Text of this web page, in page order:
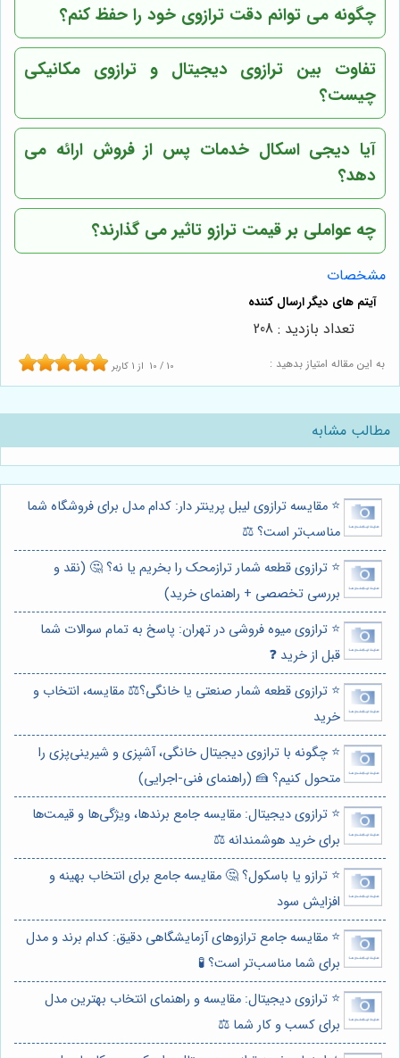
چگونه می توانم دقت ترازوی خود را حفظ کنم؟
تفاوت بین ترازوی دیجیتال و ترازوی مکانیکی
چیست؟
آیا دیجی اسکال خدمات پس از فروش ارائه می
دهد؟
چه عواملی بر قیمت ترازو تاثیر می گذارند؟
مشخصات
به این مقاله امتیاز بدهید : 10 / 10 از1 کاربر
تعداد بازدید : 208
مطالب مشابه
⭐️ مقایسه ترازوی لیبل پرینتر دار: کدام مدل برای فروشگاه شما
مناسب‌تر است؟ ⚖️
⭐️ ترازوی قطعه شمار ترازمحک را بخریم یا نه؟ 🤔 (نقد و
بررسی تخصصی + راهنمای خرید)
⭐️ ترازوی میوه فروشی در تهران: پاسخ به تمام سوالات شما
قبل از خرید ❓
⭐️ ترازوی قطعه شمار صنعتی یا خانگی؟⚖️ مقایسه، انتخاب و
خرید
⭐️ چگونه با ترازوی دیجیتال خانگی، آشپزی و شیرینی‌پزی را
متحول کنیم؟ 🍰 (راهنمای فنی-اجرایی)
⭐️ ترازوی دیجیتال: مقایسه جامع برندها، ویژگی‌ها و قیمت‌ها
برای خرید هوشمندانه ⚖️
⭐️ ترازو یا باسکول؟ 🤔 مقایسه جامع برای انتخاب بهینه و
افزایش سود
⭐️ مقایسه جامع ترازوهای آزمایشگاهی دقیق: کدام برند و مدل
برای شما مناسب‌تر است؟ 🧪
⭐️ ترازوی دیجیتال: مقایسه و راهنمای انتخاب بهترین مدل
برای کسب و کار شما ⚖️